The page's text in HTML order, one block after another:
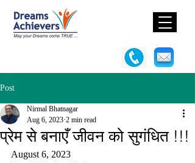
Post
प्रेम से बनाएँ जीवन को सुगंधित !!!
Nirmal Bhatnagar
Aug 6, 2023 2 min read
August 6, 2023